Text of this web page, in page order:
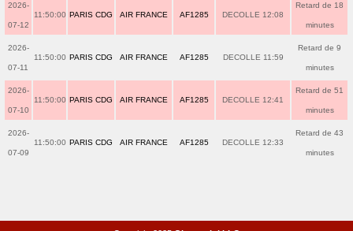
2026-
07-12
11:50:00 PARIS CDG AIR FRANCE AF1285 DECOLLE 12:08
Retard de 18
minutes
2026-
07-11
11:50:00 PARIS CDG AIR FRANCE AF1285 DECOLLE 11:59
Retard de 9
minutes
2026-
07-10
11:50:00 PARIS CDG AIR FRANCE AF1285 DECOLLE 12:41
Retard de 51
minutes
2026-
07-09
11:50:00 PARIS CDG AIR FRANCE AF1285 DECOLLE 12:33
Retard de 43
minutes